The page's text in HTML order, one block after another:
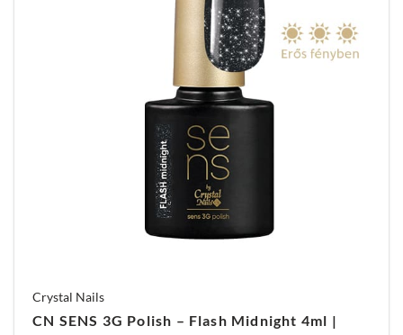
Crystal Nails
CN SENS 3G Polish – Flash Midnight 4ml |